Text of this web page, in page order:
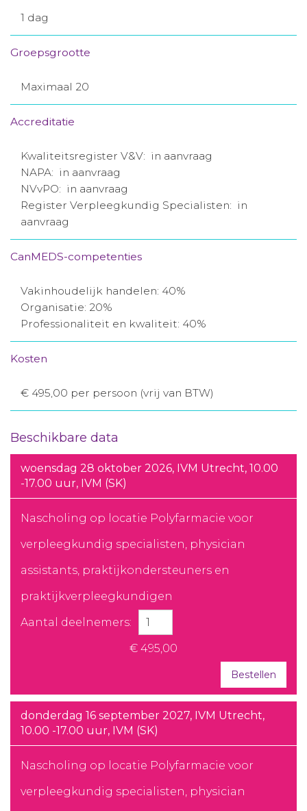
1 dag
Groepsgrootte
Maximaal 20
Accreditatie
Kwaliteitsregister V&V: in aanvraag
NAPA: in aanvraag
NVvPO: in aanvraag
Register Verpleegkundig Specialisten: in
aanvraag
CanMEDS-competenties
Vakinhoudelijk handelen: 40%
Organisatie: 20%
Professionaliteit en kwaliteit: 40%
Kosten
€ 495,00 per persoon (vrij van BTW)
Beschikbare data
woensdag 28 oktober 2026, IVM Utrecht, 10.00
-17.00 uur, IVM (SK)
Nascholing op locatie Polyfarmacie voor
verpleegkundig specialisten, physician
assistants, praktijkondersteuners en
praktijkverpleegkundigen
Aantal deelnemers:
€ 495,00
Bestellen
donderdag 16 september 2027, IVM Utrecht,
10.00 -17.00 uur, IVM (SK)
Nascholing op locatie Polyfarmacie voor
verpleegkundig specialisten, physician